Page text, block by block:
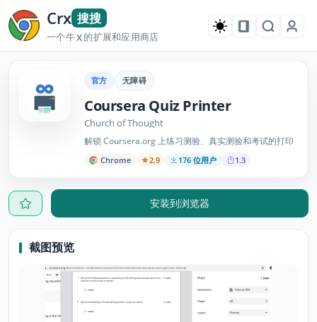
Crx 搜搜
一个牛X的扩展和应用商店
官方 无障碍
Coursera Quiz Printer
Church of Thought
解锁 Coursera.org 上练习测验、真实测验和考试的打印
Chrome 2.9 176 位用户 1.3
安装到浏览器
截图预览